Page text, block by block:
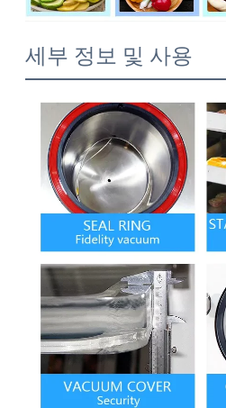
세부 정보 및 사용